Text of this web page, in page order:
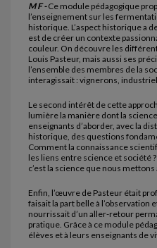
M F -Ce module pédagogique
l’enseignement sur les
historique. L’aspect historique a
est de créer un contexte
couleur. On découvre les
Louis Pasteur, mais aussi ses
l’ensemble des membres de la
interagissait : vignerons,
Le second intérêt de cette
lumière la manière dont la
enseignants d’aborder, avec la
historique, des questions
Comment la connaissance
les liens entre science et société
c’est la science que nous mettons
Enfin, l’œuvre de Pasteur était
faisait la part belle à l’observation
nourrissait d’un aller-retour
pratique. Grâce à ce module
élèves et à leurs enseignants de